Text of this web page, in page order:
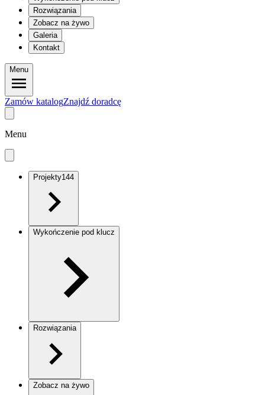
Rozwiązania
Zobacz na żywo
Galeria
Kontakt
Menu
Zamów katalogZnajdź doradcę
Menu
Projekty144
Wykończenie pod klucz
Rozwiązania
Zobacz na żywo